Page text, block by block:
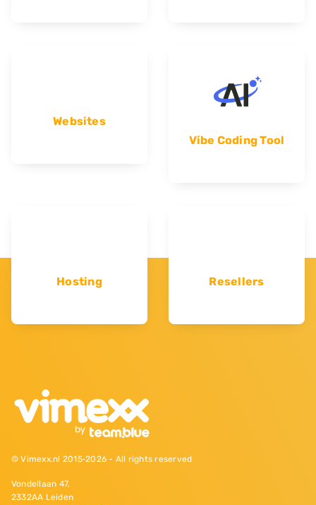
Websites
Vibe Coding Tool
Hosting Resellers
© Vimexx.nl 2015‐2026 - All rights reserved
Vondellaan 47,
2332AA Leiden